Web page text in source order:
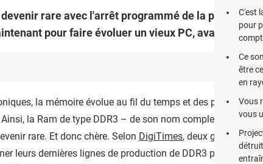
rare avec l'arrêt programmé de la
pour faire évoluer un vieux PC, avant que les
la mémoire évolue au fil du temps et des progrès
la Ram de type DDR3 – de son nom complet, DDR3
rare. Et donc chère. Selon DigiTimes, deux grands
leurs dernières lignes de production de DDR3 pour les
C'est
pour
Ce
être
en
Vous
vous